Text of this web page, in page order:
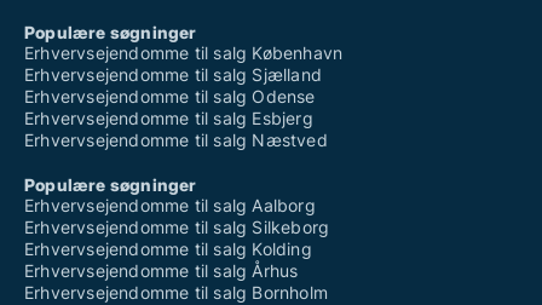
Populære søgninger
Erhvervsejendomme til salg København
Erhvervsejendomme til salg Sjælland
Erhvervsejendomme til salg Odense
Erhvervsejendomme til salg Esbjerg
Erhvervsejendomme til salg Næstved
Populære søgninger
Erhvervsejendomme til salg Aalborg
Erhvervsejendomme til salg Silkeborg
Erhvervsejendomme til salg Kolding
Erhvervsejendomme til salg Århus
Erhvervsejendomme til salg Bornholm